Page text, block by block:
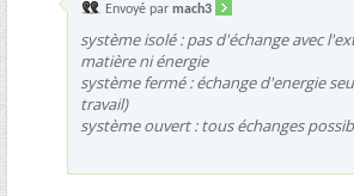
Envoyé par mach3
système isolé : pas d'échange avec
matière ni énergie
système fermé : échange d'energie
travail)
système ouvert : tous échanges